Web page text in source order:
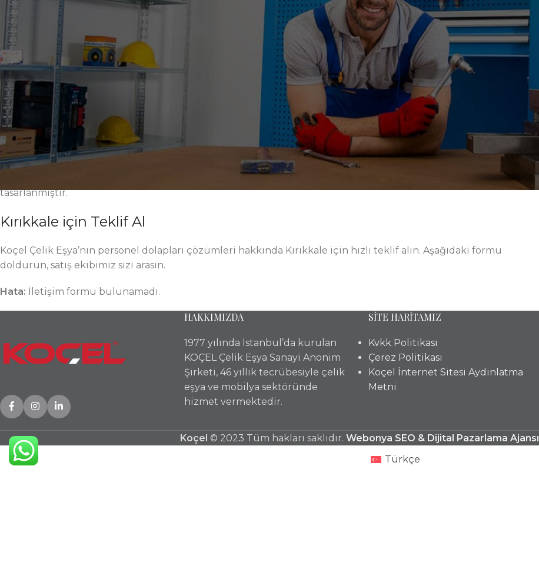
verimlilik artar. Elektrostatik toz boya yüzey, korozyona ve çizilmelere karşı üst düzey koruma sağlar. Modüler
aksesuar seçenekleri; farklı proses, hücre ve istasyonlara hızlı uyum imkânı verir. Güvenli kilit mekanizmaları ve
ergonomik tutamaklar, iş güvenliği standartlarını yükseltir. Ürün ailesi, bakım, montaj ve kalite kontrol gibi
kritik üretim adımlarında düzeni kalıcı kılar. Modern Kırıkkale endüstrisinde beklentilere tam cevap veren bu
yapı, uzun vadeli toplam sahip olma maliyetini düşürür.
Kırıkkale fabrikalarında personel dolapları ile hedef, düzenli depolama ve hızlı akıştır. Bu nedenle ürünlerimiz;
yüksek taşıma kapasitesi, sessiz ray sistemleri, ayarlanabilir raflar ve etiketlenebilir bölücüler gibi detaylarla
zenginleştirilmiştir. Montaj ve bakım işlemleri kolaydır, kısa sürede devreye alınır ve üretim planını kesintiye
uğratmaz. Sahadan gelen geri bildirimler, mühendislik ekibimizin sürekli iyileştirme döngüsüne veri sağlar.
Ölçülendirme, renk ve donanım alışkanlıklarınız için geniş bir opsiyon listesi sunarız. Sonuç olarak; çelik, metal,
endüstriyel, sanayi, atölye, üretim, 5S, verimlilik ve fabrika odaklı bakış açımızla, Personel Dolapları sayfalarında
gördüğünüz her seçenek Kırıkkale sanayisi için performans, güvenlik ve sürdürülebilirlik denge noktası olarak
tasarlanmıştır.
Kırıkkale için Teklif Al
Koçel Çelik Eşya’nın personel dolapları çözümleri hakkında Kırıkkale için hızlı teklif alın. Aşağıdaki formu
doldurun, satış ekibimiz sizi arasın.
Hata: İletişim formu bulunamadı.
HAKKIMIZDA
1977 yılında İstanbul’da kurulan
KOÇEL Çelik Eşya Sanayi Anonim
Şirketi, 46 yıllık tecrübesiyle çelik
eşya ve mobilya sektöründe
hizmet vermektedir.
SİTE HARİTAMIZ
Kvkk Politikası
Çerez Politikası
Koçel İnternet Sitesi Aydınlatma
Metni
Koçel © 2023 Tüm hakları saklıdır. Webonya SEO & Dijital Pazarlama Ajansı
Türkçe